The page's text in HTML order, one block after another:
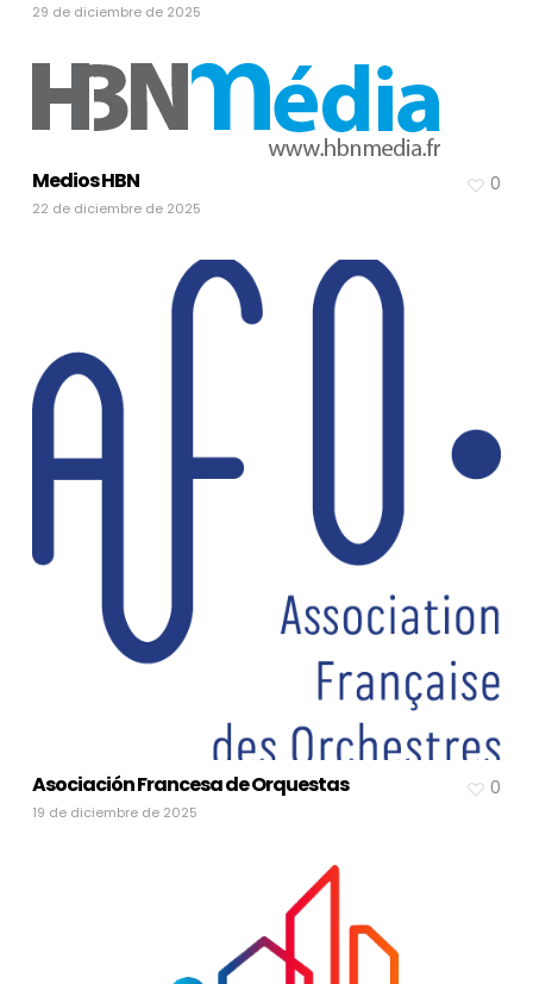
29 de diciembre de 2025
Medios HBN
22 de diciembre de 2025
0
Asociación Francesa de Orquestas
19 de diciembre de 2025
0